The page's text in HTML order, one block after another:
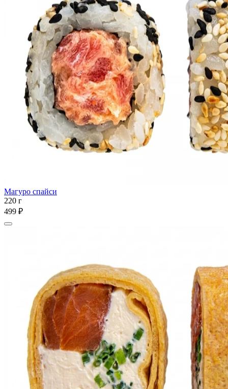
Магуро спайси
220 г
499 ₽